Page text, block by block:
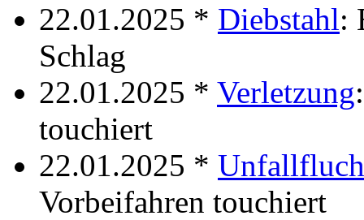
22.01.2025 * Diebstahl:
Schlag
22.01.2025 * Verletzung
touchiert
22.01.2025 *
Vorbeifahren touchiert